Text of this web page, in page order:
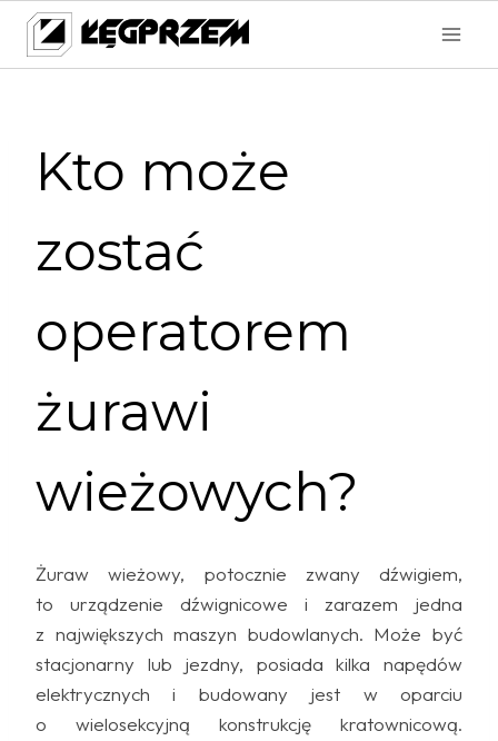
Przejdź
treści
Kto może
zostać
operatorem
żurawi
wieżowych?
Żuraw wieżowy, potocznie zwany dźwigiem,
to urządzenie dźwignicowe i zarazem jedna
z największych maszyn budowlanych. Może być
stacjonarny lub jezdny, posiada kilka napędów
elektrycznych i budowany jest w oparciu
o wielosekcyjną konstrukcję kratownicową.